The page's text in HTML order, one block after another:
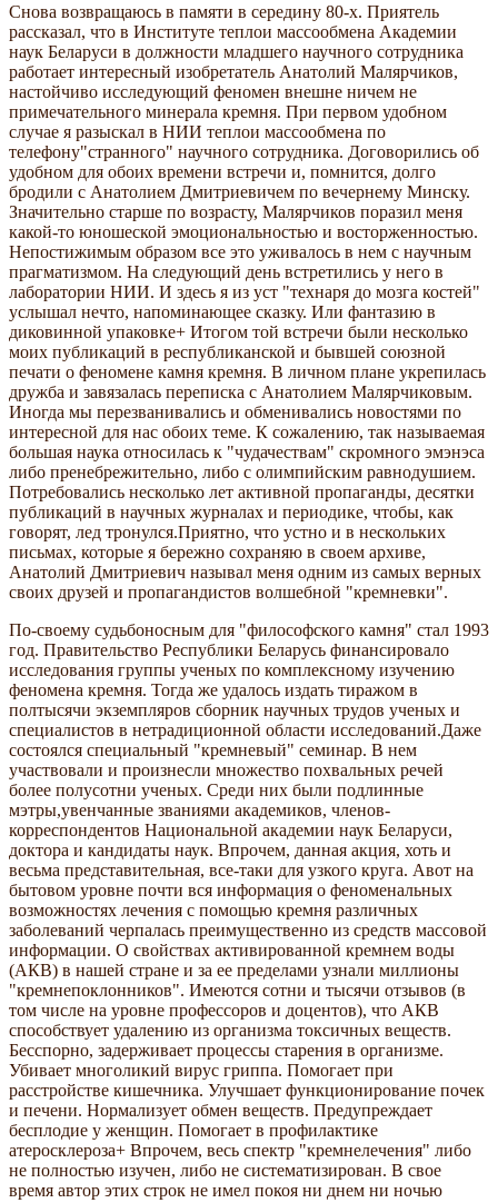
Снова возвращаюсь в памяти в середину 80-х. Приятель
рассказал, что в Институте теплои массообмена Академии
наук Беларуси в должности младшего научного сотрудника
работает интересный изобретатель Анатолий Малярчиков,
настойчиво исследующий феномен внешне ничем не
примечательного минерала кремня. При первом удобном
случае я разыскал в НИИ теплои массообмена по
телефону"странного" научного сотрудника. Договорились об
удобном для обоих времени встречи и, помнится, долго
бродили с Анатолием Дмитриевичем по вечернему Минску.
Значительно старше по возрасту, Малярчиков поразил меня
какой-то юношеской эмоциональностью и восторженностью.
Непостижимым образом все это уживалось в нем с научным
прагматизмом. На следующий день встретились у него в
лаборатории НИИ. И здесь я из уст "технаря до мозга костей"
услышал нечто, напоминающее сказку. Или фантазию в
диковинной упаковке+ Итогом той встречи были несколько
моих публикаций в республиканской и бывшей союзной
печати о феномене камня кремня. В личном плане укрепилась
дружба и завязалась переписка с Анатолием Малярчиковым.
Иногда мы перезванивались и обменивались новостями по
интересной для нас обоих теме. К сожалению, так называемая
большая наука относилась к "чудачествам" скромного эмэнэса
либо пренебрежительно, либо с олимпийским равнодушием.
Потребовались несколько лет активной пропаганды, десятки
публикаций в научных журналах и периодике, чтобы, как
говорят, лед тронулся.Приятно, что устно и в нескольких
письмах, которые я бережно сохраняю в своем архиве,
Анатолий Дмитриевич называл меня одним из самых верных
своих друзей и пропагандистов волшебной "кремневки".
По-своему судьбоносным для "философского камня" стал 1993
год. Правительство Республики Беларусь финансировало
исследования группы ученых по комплексному изучению
феномена кремня. Тогда же удалось издать тиражом в
полтысячи экземпляров сборник научных трудов ученых и
специалистов в нетрадиционной области исследований.Даже
состоялся специальный "кремневый" семинар. В нем
участвовали и произнесли множество похвальных речей
более полусотни ученых. Среди них были подлинные
мэтры,увенчанные званиями академиков, членов-
корреспондентов Национальной академии наук Беларуси,
доктора и кандидаты наук. Впрочем, данная акция, хоть и
весьма представительная, все-таки для узкого круга. Авот на
бытовом уровне почти вся информация о феноменальных
возможностях лечения с помощью кремня различных
заболеваний черпалась преимущественно из средств массовой
информации. О свойствах активированной кремнем воды
(АКВ) в нашей стране и за ее пределами узнали миллионы
"кремнепоклонников". Имеются сотни и тысячи отзывов (в
том числе на уровне профессоров и доцентов), что АКВ
способствует удалению из организма токсичных веществ.
Бесспорно, задерживает процессы старения в организме.
Убивает многоликий вирус гриппа. Помогает при
расстройстве кишечника. Улучшает функционирование почек
и печени. Нормализует обмен веществ. Предупреждает
бесплодие у женщин. Помогает в профилактике
атеросклероза+ Впрочем, весь спектр "кремнелечения" либо
не полностью изучен, либо не систематизирован. В свое
время автор этих строк не имел покоя ни днем ни ночью